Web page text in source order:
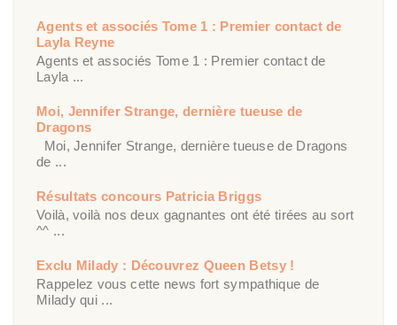
Agents et associés Tome 1 : Premier contact de
Layla Reyne
Agents et associés Tome 1 : Premier contact de
Layla ...
Moi, Jennifer Strange, dernière tueuse de
Dragons
Moi, Jennifer Strange, dernière tueuse de Dragons
de ...
Résultats concours Patricia Briggs
Voilà, voilà nos deux gagnantes ont été tirées au sort
^^ ...
Exclu Milady : Découvrez Queen Betsy !
Rappelez vous cette news fort sympathique de
Milady qui ...